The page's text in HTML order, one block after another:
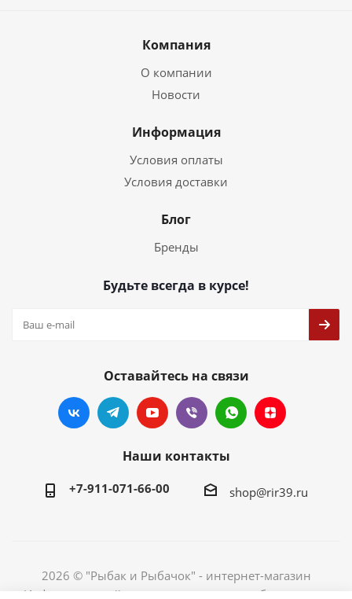
Компания
О компании
Новости
Информация
Условия оплаты
Условия доставки
Блог
Бренды
Будьте всегда в курсе!
Оставайтесь на связи
Наши контакты
+7-911-071-66-00 shop@rir39.ru
2026 © "Рыбак и Рыбачок" - интернет-магазин
Информация сайта защищена законом об авторских